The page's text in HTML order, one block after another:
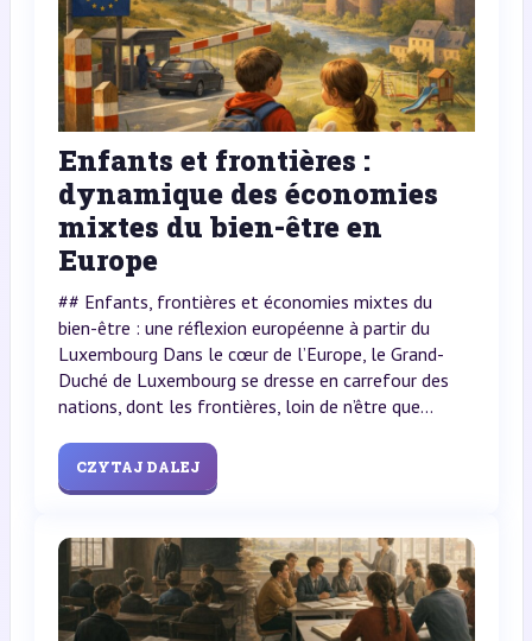
Enfants et frontières :
dynamique des économies
mixtes du bien-être en
Europe
## Enfants, frontières et économies mixtes du
bien-être : une réflexion européenne à partir du
Luxembourg Dans le cœur de l’Europe, le Grand-
Duché de Luxembourg se dresse en carrefour des
nations, dont les frontières, loin de n’être que...
CZYTAJ DALEJ